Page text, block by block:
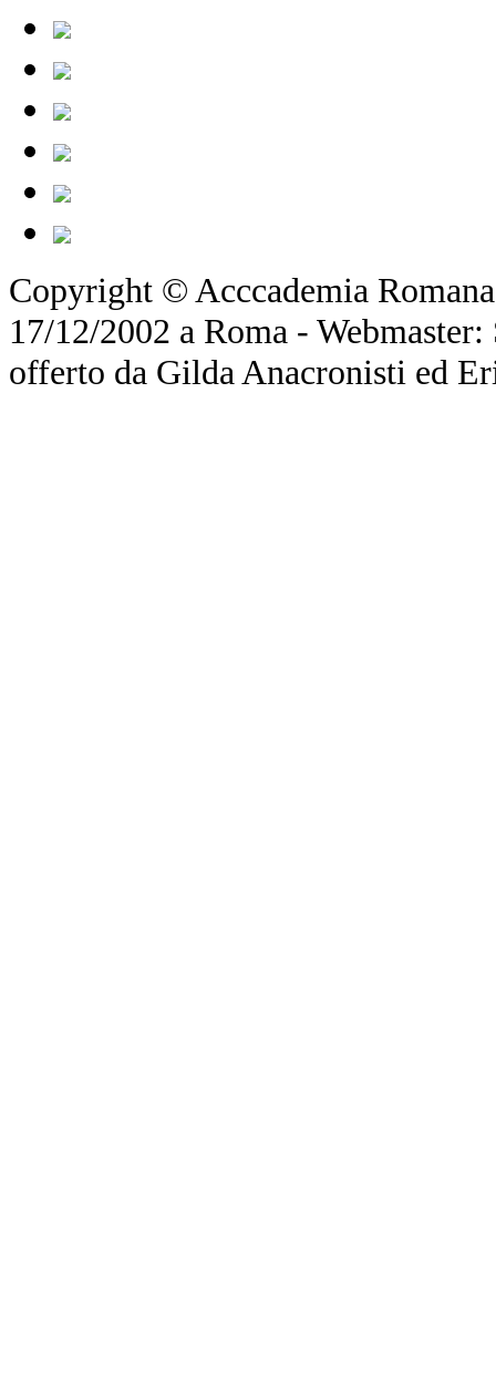
Copyright © Acccademia
17/12/2002 a Roma -
offerto da Gilda Anacronisti ed